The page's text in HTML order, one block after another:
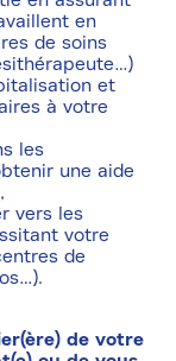
en
de soins
et
à votre
les
une aide
vers les
votre
de
de votre